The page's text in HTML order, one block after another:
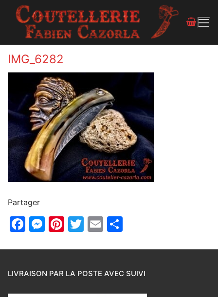
IMG_6282
Partager
Facebook
Messenger
Pinterest
Twitter
Email
LIVRAISON PAR LA POSTE AVEC SUIVI